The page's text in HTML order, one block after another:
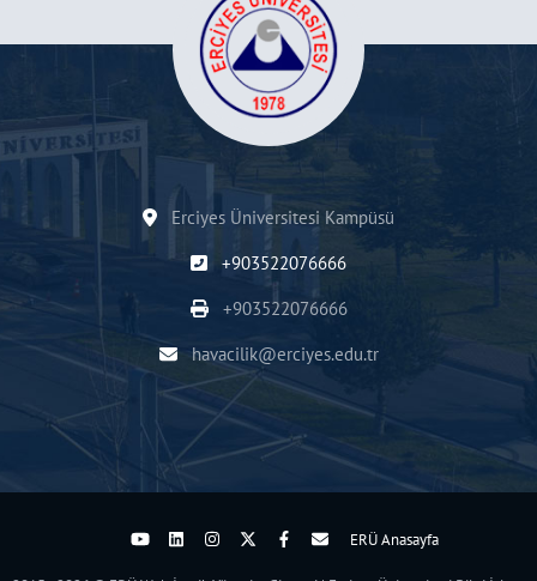
Erciyes Üniversitesi Kampüsü
+903522076666
+903522076666
havacilik@erciyes.edu.tr
ERÜ Anasayfa